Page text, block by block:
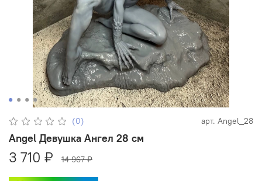
(0) арт. Angel_28
Angel Девушка Ангел 28 см
3 710 ₽ 14 967 ₽